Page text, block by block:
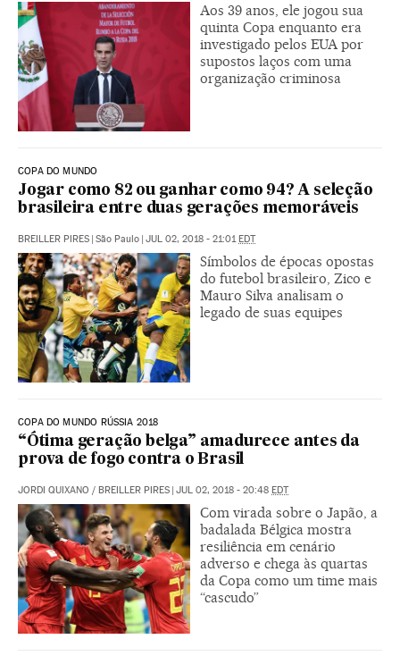
Aos 39 anos, ele jogou sua
quinta Copa enquanto era
investigado pelos EUA por
supostos laços com uma
organização criminosa
COPA DO MUNDO
Jogar como 82 ou ganhar como 94? A seleção
brasileira entre duas gerações memoráveis
BREILLER PIRES | São Paulo | JUL 02, 2018 - 21:01 EDT
Símbolos de épocas opostas
do futebol brasileiro, Zico e
Mauro Silva analisam o
legado de suas equipes
COPA DO MUNDO RÚSSIA 2018
“Ótima geração belga” amadurece antes da
prova de fogo contra o Brasil
JORDI QUIXANO / BREILLER PIRES | JUL 02, 2018 - 20:48 EDT
Com virada sobre o Japão, a
badalada Bélgica mostra
resiliência em cenário
adverso e chega às quartas
da Copa como um time mais
“cascudo”